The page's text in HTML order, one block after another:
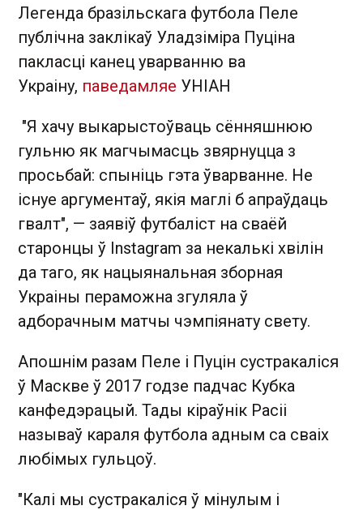
Легенда бразільскага футбола Пеле
публічна заклікаў Уладзіміра Пуціна
пакласці канец уварванню ва
Украіну, паведамляе УНІАН
"Я хачу выкарыстоўваць сённяшнюю
гульню як магчымасць звярнуцца з
просьбай: спыніць гэта ўварванне. Не
існуе аргументаў, якія маглі б апраўдаць
гвалт", — заявіў футбаліст на сваёй
старонцы ў Instagram за некалькі хвілін
да таго, як нацыянальная зборная
Украіны пераможна згуляла ў
адборачным матчы чэмпіянату свету.
Апошнім разам Пеле і Пуцін сустракаліся
ў Маскве ў 2017 годзе падчас Кубка
канфедэрацый. Тады кіраўнік Расіі
называў караля футбола адным са сваіх
любімых гульцоў.
"Калі мы сустракаліся ў мінулым і